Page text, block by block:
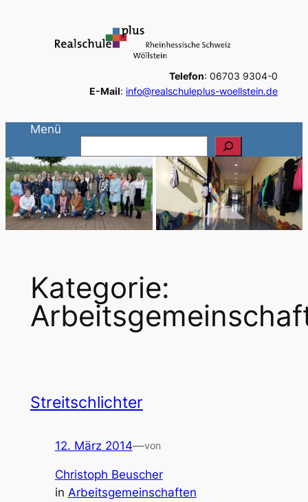
Telefon: 06703 9304-0
E-Mail: info@realschuleplus-woellstein.de
Menü
u
c
h
e
n
Kategorie:
Streitschlichter
12. März 2014—von
Christoph Beuscher
in Arbeitsgemeinschaften